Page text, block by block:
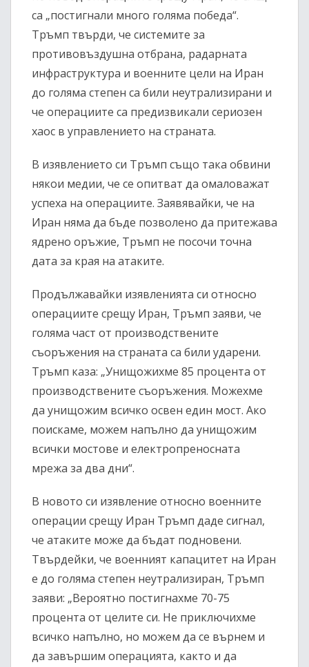
са „постигнали много голяма победа“.
Тръмп твърди, че системите за
противовъздушна отбрана, радарната
инфраструктура и военните цели на Иран
до голяма степен са били неутрализирани и
че операциите са предизвикали сериозен
хаос в управлението на страната.
В изявлението си Тръмп също така обвини
някои медии, че се опитват да омаловажат
успеха на операциите. Заявявайки, че на
Иран няма да бъде позволено да притежава
ядрено оръжие, Тръмп не посочи точна
дата за края на атаките.
Продължавайки изявленията си относно
операциите срещу Иран, Тръмп заяви, че
голяма част от производствените
съоръжения на страната са били ударени.
Тръмп каза: „Унищожихме 85 процента от
производствените съоръжения. Можехме
да унищожим всичко освен един мост. Ако
поискаме, можем напълно да унищожим
всички мостове и електропреносната
мрежа за два дни“.
В новото си изявление относно военните
операции срещу Иран Тръмп даде сигнал,
че атаките може да бъдат подновени.
Твърдейки, че военният капацитет на Иран
е до голяма степен неутрализиран, Тръмп
заяви: „Вероятно постигнахме 70-75
процента от целите си. Не приключихме
всичко напълно, но можем да се върнем и
да завършим операцията, както и да